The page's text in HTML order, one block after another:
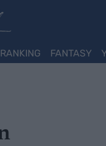
RANKING FANTASY